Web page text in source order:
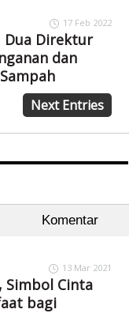
17 Feb 2022
Dua Direktur
dan
Next Entries
Komentar
13 Mar 2021
Simbol Cinta
bagi